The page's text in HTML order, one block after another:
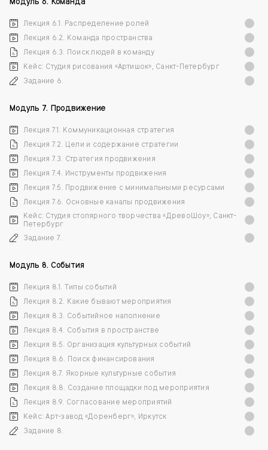
Лекция 6.1. Распределение ролей
Лекция 6.2. Команда пространства
Лекция 6.3. Поиск людей в команду
Кейс: Студия рисования «Артишок», Санкт-Петербург
Задание 6.
Модуль 7. Продвижение
Лекция 7.1. Коммуникационная стратегия
Лекция 7.2. Цели и содержание стратегии
Лекция 7.3. Стратегия продвижения
Лекция 7.4. Инструменты продвижения
Лекция 7.5. Продвижение с минимальными ресурсами
Лекция 7.6. Основные каналы продвижения
Кейс: Студия столярного творчества «ДревоШоу», Санкт-
Петербург
Задание 7.
Модуль 8. События
Лекция 8.1. Типы событий
Лекция 8.2. Какие бывают мероприятия
Лекция 8.3. Событийное наполнение
Лекция 8.4. События в пространстве
Лекция 8.5. Организация культурных событий
Лекция 8.6. Поиск финансирования
Лекция 8.7. Якорные культурные события
Лекция 8.8. Создание площадки под мероприятия
Лекция 8.9. Согласование мероприятий
Кейс: Арт-завод «Доренберг», Иркутск
Задание 8.